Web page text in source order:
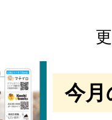
今月